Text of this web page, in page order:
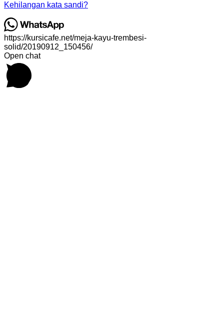
Kehilangan kata sandi?
https://kursicafe.net/meja-kayu-trembesi-
solid/20190912_150456/
Open chat